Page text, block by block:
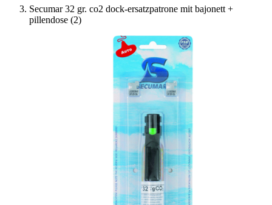
Secumar 32 gr. co2 dock-ersatzpatrone mit bajonett +
pillendose (2)